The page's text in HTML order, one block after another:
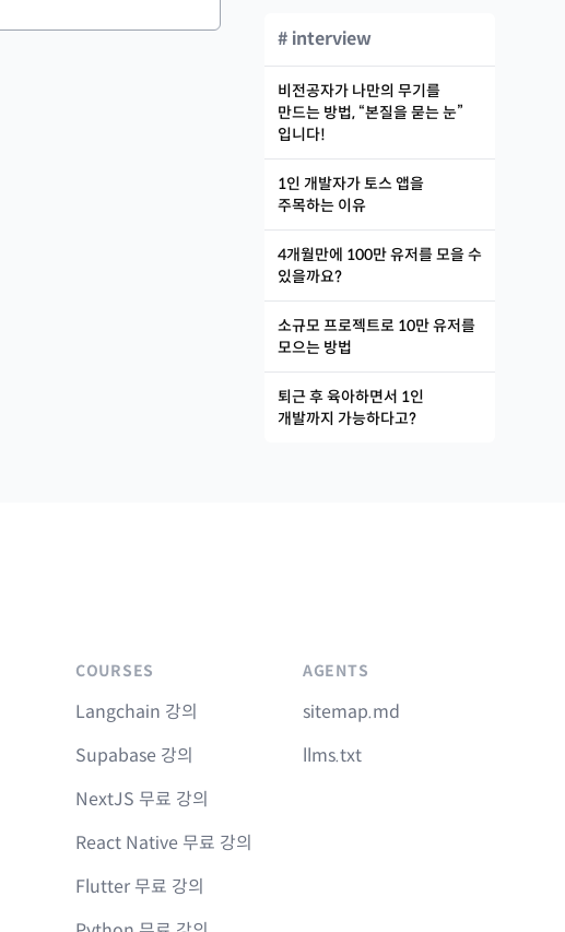
# interview
비전공자가 나만의 무기를
만드는 방법, “본질을 묻는 눈”
입니다!
1인 개발자가 토스 앱을
주목하는 이유
4개월만에 100만 유저를 모을 수
있을까요?
소규모 프로젝트로 10만 유저를
모으는 방법
퇴근 후 육아하면서 1인
개발까지 가능하다고?
COURSES
Langchain 강의
Supabase 강의
NextJS 무료 강의
React Native 무료 강의
Flutter 무료 강의
AGENTS
sitemap.md
llms.txt